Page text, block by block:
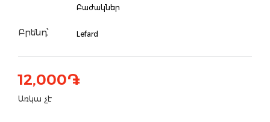
Բաժակներ
Բրենդ՝ Lefard
12,000֏
Առկա չէ